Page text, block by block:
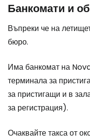
Банкомати и
Въпреки че на
бюро.
Има банкомат на
терминала за
за пристигащи и в
за регистрация).
Очаквайте такса от